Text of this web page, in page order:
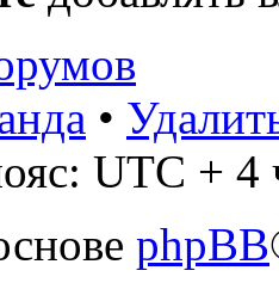
•
UTC + 4
phpBB